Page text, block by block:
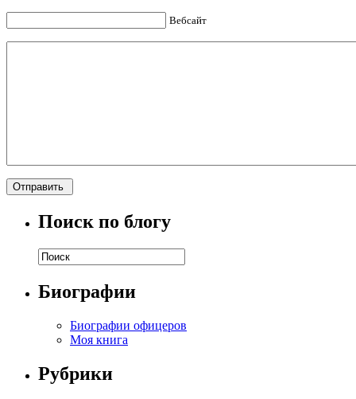
Вебсайт
Поиск по блогу
Биографии
Биографии офицеров
Моя книга
Рубрики